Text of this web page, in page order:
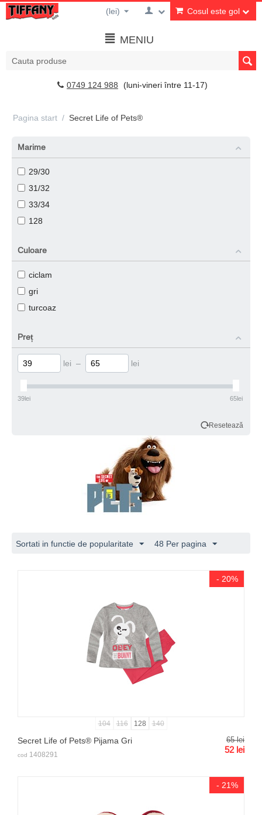
Cosul este gol
(lei)
MENIU
0749 124 988 (luni-vineri între 11-17)
Pagina start / Secret Life of Pets®
Marime
29/30
31/32
33/34
128
Culoare
ciclam
gri
turcoaz
Preț
lei – lei
39lei 65lei
Resetează
Sortati in functie de popularitate 48 Per pagina
- 20%
104 116 128 140
Secret Life of Pets® Pijama Gri 65 lei
52 lei
cod 1408291
- 21%